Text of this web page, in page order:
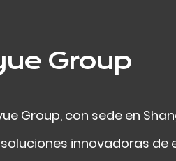
Group
Group, con sede en
innovadoras